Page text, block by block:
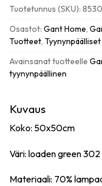
loden
green
määrä
Tuotetunnus (SKU):
Osastot: Gant Home,
Tuotteet, Tyynynpäälliset
Avainsanat tuotteelle
tyynynpäällinen
Kuvaus
Koko: 50x50cm
Väri: loaden green 302
Materiaali: 70%